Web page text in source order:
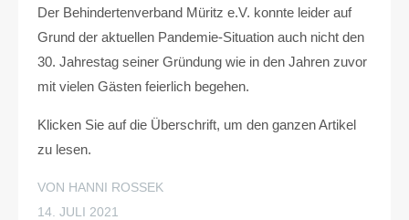
Der Behindertenverband Müritz e.V. konnte leider auf
Grund der aktuellen Pandemie-Situation auch nicht den
30. Jahrestag seiner Gründung wie in den Jahren zuvor
mit vielen Gästen feierlich begehen.
Klicken Sie auf die Überschrift, um den ganzen Artikel
zu lesen.
VON HANNI ROSSEK
14. JULI 2021